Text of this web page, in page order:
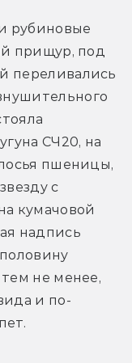
рубиновые
прищур, под
переливались
СЧ20, на
пшеницы,
с
кумачовой
надпись
не менее,
и по-